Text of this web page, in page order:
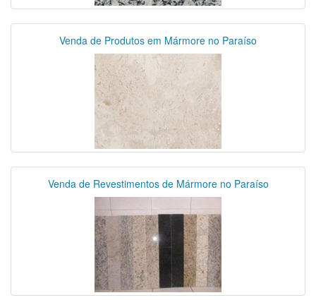
Venda de Produtos em Mármore no Paraíso
Venda de Revestimentos de Mármore no Paraíso